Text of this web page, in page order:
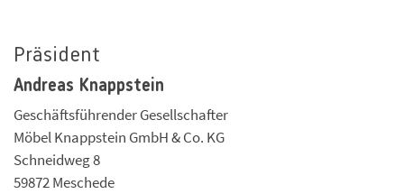
Präsident
Andreas Knappstein
Geschäftsführender Gesellschafter
Möbel Knappstein GmbH & Co. KG
Schneidweg 8
59872 Meschede